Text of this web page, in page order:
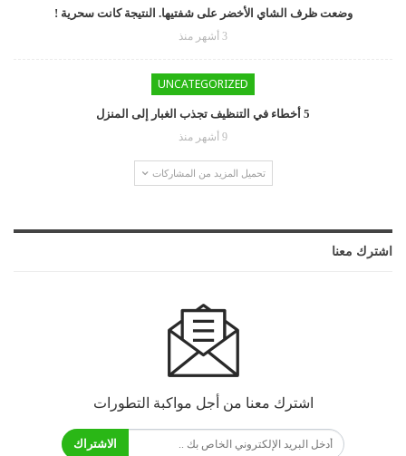
وضعت ظرف الشاي الأخضر على شفتيها. النتيجة كانت سحرية !
3 أشهر منذ
UNCATEGORIZED
5 أخطاء في التنظيف تجذب الغبار إلى المنزل
9 أشهر منذ
تحميل المزيد من المشاركات
اشترك معنا
اشترك معنا من أجل مواكبة التطورات
الاشتراك